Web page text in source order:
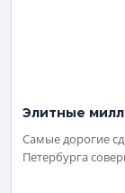
Элитные
Самые дорогие
Петербурга